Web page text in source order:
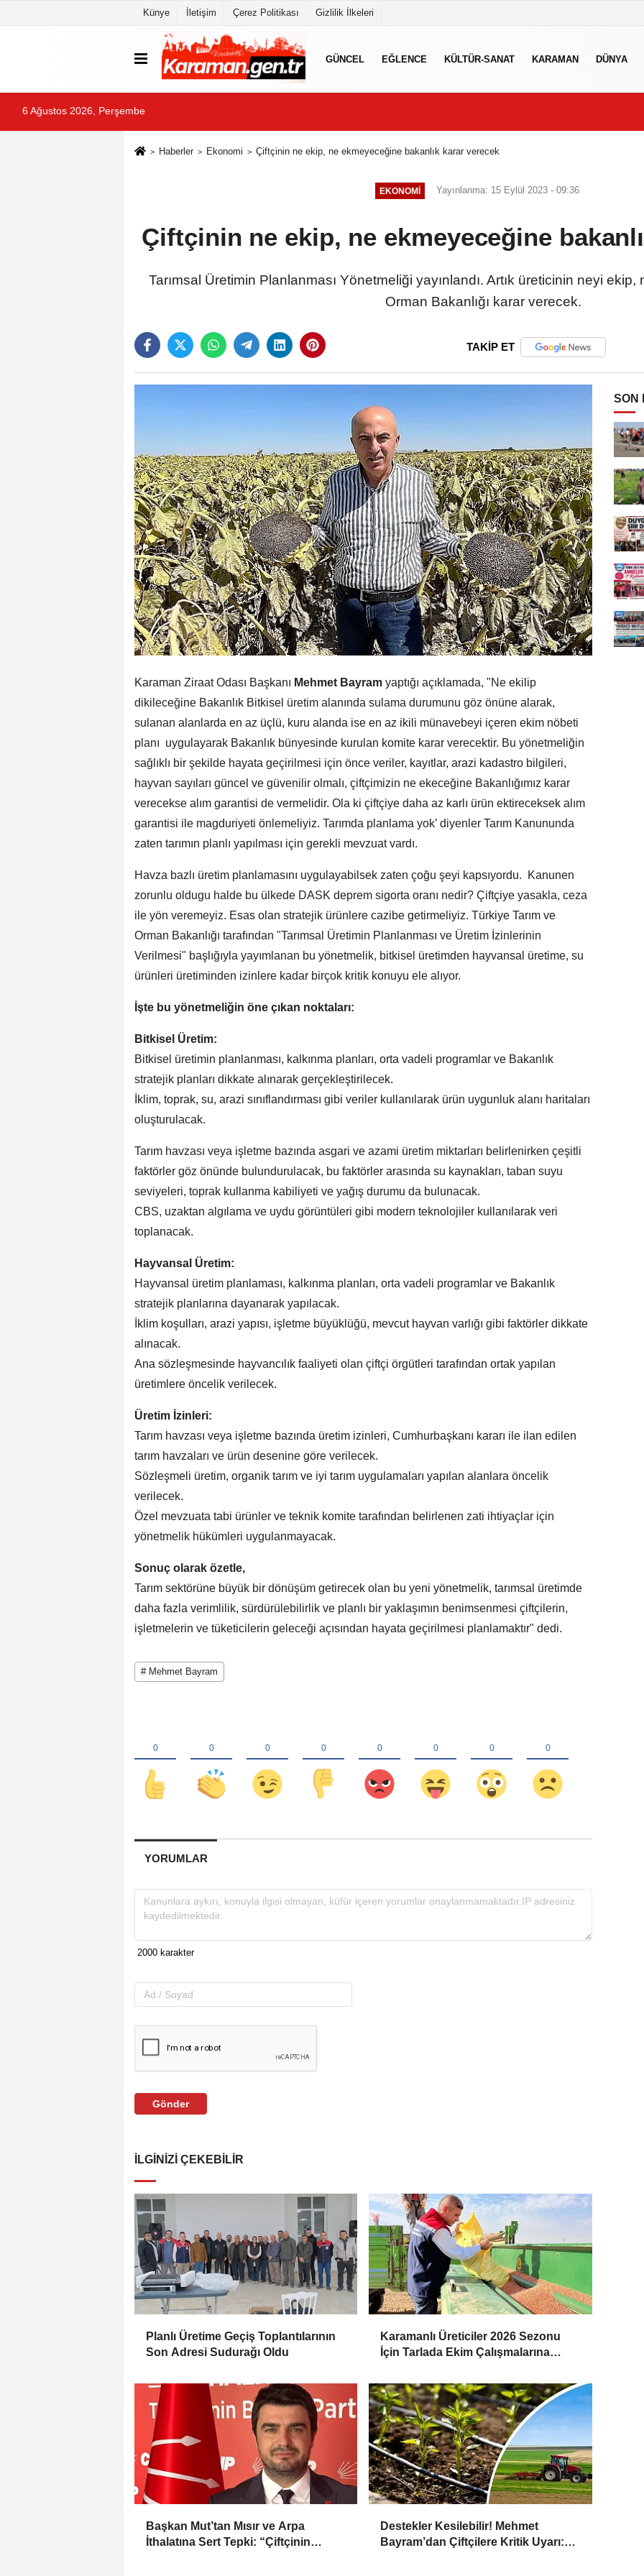
Künye İletişim Çerez Politikası Gizlilik İlkeleri
GÜNCEL EĞLENCE KÜLTÜR-SANAT KARAMAN DÜNYA
6 Ağustos 2026, Perşembe
Haberler Ekonomi Çiftçinin ne ekip, ne ekmeyeceğine bakanlık karar verecek
EKONOMI Yayınlanma: 15 Eylül 2023 - 09:36
Çiftçinin ne ekip, ne ekmeyeceğine
Tarımsal Üretimin Planlanması Yönetmeliği yayınlandı. Artık üreticinin neyi
Orman Bakanlığı karar verecek.
TAKİP ET
Karaman Ziraat Odası Başkanı Mehmet Bayram yaptığı açıklamada, "Ne ekilip
dikileceğine Bakanlık Bitkisel üretim alanında sulama durumunu göz önüne alarak,
sulanan alanlarda en az üçlü, kuru alanda ise en az ikili münavebeyi içeren ekim nöbeti
planı uygulayarak Bakanlık bünyesinde kurulan komite karar verecektir. Bu yönetmeliğin
sağlıklı bir şekilde hayata geçirilmesi için önce veriler, kayıtlar, arazi kadastro bilgileri,
hayvan sayıları güncel ve güvenilir olmalı, çiftçimizin ne ekeceğine Bakanlığımız karar
verecekse alım garantisi de vermelidir. Ola ki çiftçiye daha az karlı ürün ektireceksek alım
garantisi ile magduriyeti önlemeliyiz. Tarımda planlama yok’ diyenler Tarım Kanununda
zaten tarımın planlı yapılması için gerekli mevzuat vardı.
Havza bazlı üretim planlamasını uygulayabilsek zaten çoğu şeyi kapsıyordu. Kanunen
zorunlu oldugu halde bu ülkede DASK deprem sigorta oranı nedir? Çiftçiye yasakla, ceza
ile yön veremeyiz. Esas olan stratejik ürünlere cazibe getirmeliyiz. Türkiye Tarım ve
Orman Bakanlığı tarafından "Tarımsal Üretimin Planlanması ve Üretim İzinlerinin
Verilmesi" başlığıyla yayımlanan bu yönetmelik, bitkisel üretimden hayvansal üretime, su
ürünleri üretiminden izinlere kadar birçok kritik konuyu ele alıyor.
İşte bu yönetmeliğin öne çıkan noktaları:
Bitkisel Üretim:
Bitkisel üretimin planlanması, kalkınma planları, orta vadeli programlar ve Bakanlık
stratejik planları dikkate alınarak gerçekleştirilecek.
İklim, toprak, su, arazi sınıflandırması gibi veriler kullanılarak ürün uygunluk alanı haritaları
oluşturulacak.
Tarım havzası veya işletme bazında asgari ve azami üretim miktarları belirlenirken çeşitli
faktörler göz önünde bulundurulacak, bu faktörler arasında su kaynakları, taban suyu
seviyeleri, toprak kullanma kabiliyeti ve yağış durumu da bulunacak.
CBS, uzaktan algılama ve uydu görüntüleri gibi modern teknolojiler kullanılarak veri
toplanacak.
Hayvansal Üretim:
Hayvansal üretim planlaması, kalkınma planları, orta vadeli programlar ve Bakanlık
stratejik planlarına dayanarak yapılacak.
İklim koşulları, arazi yapısı, işletme büyüklüğü, mevcut hayvan varlığı gibi faktörler dikkate
alınacak.
Ana sözleşmesinde hayvancılık faaliyeti olan çiftçi örgütleri tarafından ortak yapılan
üretimlere öncelik verilecek.
Üretim İzinleri:
Tarım havzası veya işletme bazında üretim izinleri, Cumhurbaşkanı kararı ile ilan edilen
tarım havzaları ve ürün desenine göre verilecek.
Sözleşmeli üretim, organik tarım ve iyi tarım uygulamaları yapılan alanlara öncelik
verilecek.
Özel mevzuata tabi ürünler ve teknik komite tarafından belirlenen zati ihtiyaçlar için
yönetmelik hükümleri uygulanmayacak.
Sonuç olarak özetle,
Tarım sektörüne büyük bir dönüşüm getirecek olan bu yeni yönetmelik, tarımsal üretimde
daha fazla verimlilik, sürdürülebilirlik ve planlı bir yaklaşımın benimsenmesi çiftçilerin,
işletmelerin ve tüketicilerin geleceği açısından hayata geçirilmesi planlamaktır" dedi.
# Mehmet Bayram
YORUMLAR
Gönder
İLGINIZI ÇEKEBILIR
Planlı Üretime Geçiş Toplantılarının
Son Adresi Sudurağı Oldu
Karamanlı Üreticiler 2026 Sezonu
İçin Tarlada Ekim Çalışmalarına
Başkan Mut’tan Mısır ve Arpa
İthalatına Sert Tepki: “Çiftçinin
Destekler Kesilebilir! Mehmet
Bayram’dan Çiftçilere Kritik Uyarı:
SON